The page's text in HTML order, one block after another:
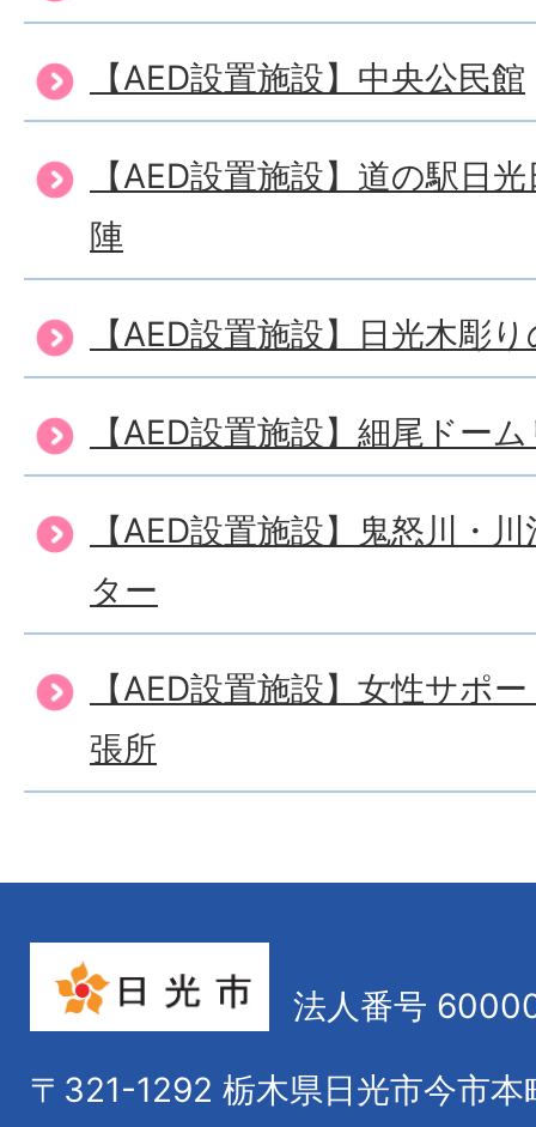
【AED設置施設】中央公民館
【AED設置施設】道の駅日
陣
【AED設置施設】日光木彫
【AED設置施設】細尾ドー
【AED設置施設】鬼怒川・
ター
【AED設置施設】女性サポ
張所
法人番号
〒321-1292 栃木県日光市今市本